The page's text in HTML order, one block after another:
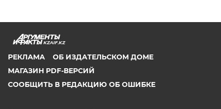
KZAIF.KZ
РЕКЛАМА
ОБ ИЗДАТЕЛЬСКОМ ДОМЕ
МАГАЗИН PDF-ВЕРСИЙ
СООБЩИТЬ В РЕДАКЦИЮ ОБ ОШИБКЕ